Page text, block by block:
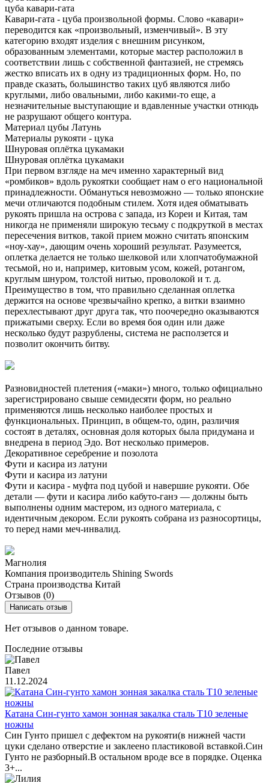
цуба кавари-гата
Кавари-гата - цуба произвольной формы. Слово «кавари»
переводится как «произвольный, изменчивый». В эту
категорию входят изделия с внешним рисунком,
образованным элементами, которые мастер расположил в
соответствии лишь с собственной фантазией, не стремясь
жестко вписать их в одну из традиционных форм. Но, по
правде сказать, большинство таких цуб являются либо
круглыми, либо овальными, либо какими-то еще, а
незначительные выступающие и вдавленные участки отнюдь
не разрушают общего контура.
Материал цубы Латунь
Материалы рукояти - цука
Шнуровая оплётка цукамаки
Шнуровая оплётка цукамаки
При первом взгляде на меч именно характерный вид
«ромбиков» вдоль рукоятки сообщает нам о его национальной
принадлежности. Обмануться невозможно — только японские
мечи отличаются подобным стилем. Хотя идея обматывать
рукоять пришла на острова с запада, из Кореи и Китая, там
никогда не применяли широкую тесьму с подкруткой в местах
пересечения витков, такой прием можно считать японским
«ноу-хау», дающим очень хороший результат. Разумеется,
оплетка делается не только шелковой или хлопчатобумажной
тесьмой, но и, например, китовым усом, кожей, ротангом,
круглым шнуром, толстой нитью, проволокой и т. д.
Преимущество в том, что правильно сделанная оплетка
держится на основе чрезвычайно крепко, а витки взаимно
перехлестывают друг друга так, что поочередно оказываются
прижатыми сверху. Если во время боя один или даже
несколько будут разрублены, система не расползется и
позволит окончить битву.
Разновидностей плетения («маки») много, только официально
зарегистрировано свыше семидесяти форм, но реально
применяются лишь несколько наиболее простых и
функциональных. Принцип, в общем-то, один, различия
состоят в деталях, основная доля которых была придумана и
внедрена в период Эдо. Вот несколько примеров.
Декоративное серебрение и позолота
Фути и касира из латуни
Фути и касира из латуни
Фути и касира - муфта под цубой и навершие рукояти. Обе
детали — фути и касира либо кабуто-ганэ — должны быть
выполнены одним мастером, из одного материала, с
идентичным декором. Если рукоять собрана из разносортицы,
то перед нами меч-инвалид.
Магнолия
Компания производитель Shining Swords
Страна производства Китай
Отзывов (0)
Написать отзыв
Нет отзывов о данном товаре.
Последние отзывы
Павел
11.12.2024
Катана Син-гунто хамон зонная закалка сталь T10 зеленые
ножны
Син Гунто пришел с дефектом на рукояти(в нижней части
цуки сделано отверстие и заклеено пластиковой вставкой.Син
Гунто не разборный.В остальном вроде все в порядке. Оценка
3+...